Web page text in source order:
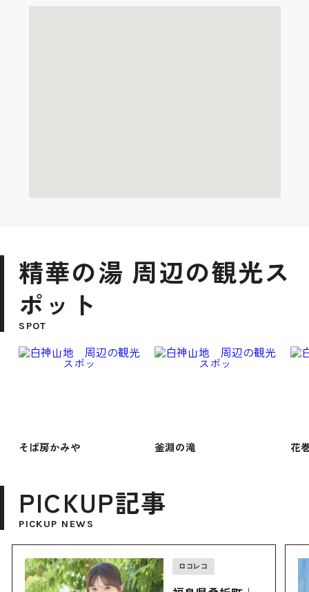
精華の湯 周辺の観光ス
ポット
SPOT
そば房かみや 釜淵の滝 花
PICKUP記事
PICKUP NEWS
ロコレコ